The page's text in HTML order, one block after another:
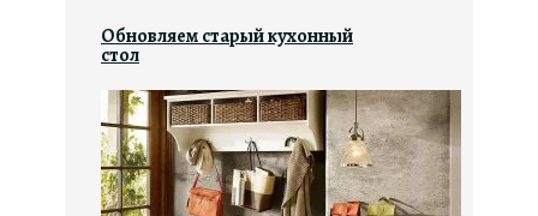
Обновляем старый кухонный
стол